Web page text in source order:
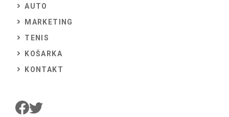
AUTO
MARKETING
TENIS
KOŠARKA
KONTAKT